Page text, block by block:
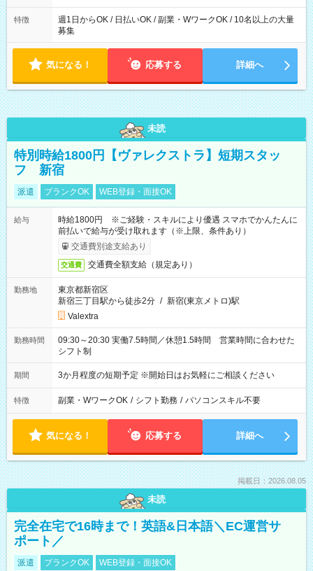
特徴
週1日からOK / 日払いOK / 副業・WワークOK / 10名以上の大量
募集
気になる！ 応募する 詳細へ
未読
特別時給1800円【ヴァレクストラ】短期スタッ
フ 新宿
派遣 ブランクOK WEB登録・面接OK
給与
時給1800円 ※ご経験・スキルにより優遇 スマホでかんたんに
前払いで給与が受け取れます（※上限、条件あり）
交通費別途支給あり
交通費 交通費全額支給（規定あり）
勤務地
東京都新宿区
新宿三丁目駅から徒歩2分 / 新宿(東京メトロ)駅
Valextra
勤務時間
09:30～20:30 実働7.5時間／休憩1.5時間 営業時間に合わせた
シフト制
期間 3か月程度の短期予定 ※開始日はお気軽にご相談ください
特徴 副業・WワークOK / シフト勤務 / パソコンスキル不要
気になる！ 応募する 詳細へ
掲載日：2026.08.05
未読
完全在宅で16時まで！英語&日本語＼EC運営サ
ポート／
派遣 ブランクOK WEB登録・面接OK